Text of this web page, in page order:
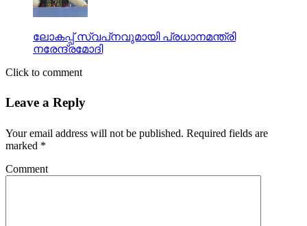
ലോകപ്പ് സ്വപ്‌നവുമായി പ്രധാനമന്ത്രി
നരേന്ദ്രമോദി
Click to comment
Leave a Reply
Your email address will not be published. Required fields are
marked *
Comment